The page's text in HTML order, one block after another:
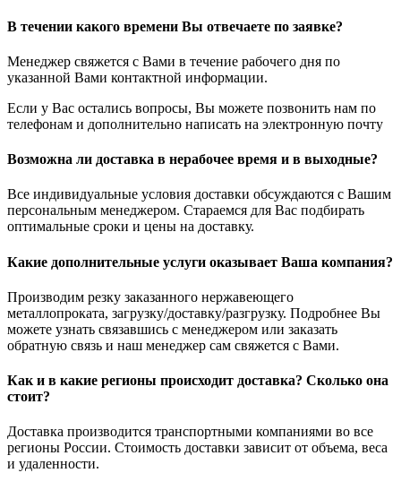
В течении какого времени Вы отвечаете по заявке?
Менеджер свяжется с Вами в течение рабочего дня по
указанной Вами контактной информации.
Если у Вас остались вопросы, Вы можете позвонить нам по
телефонам и дополнительно написать на электронную почту
Возможна ли доставка в нерабочее время и в выходные?
Все индивидуальные условия доставки обсуждаются с Вашим
персональным менеджером. Стараемся для Вас подбирать
оптимальные сроки и цены на доставку.
Какие дополнительные услуги оказывает Ваша компания?
Производим резку заказанного нержавеющего
металлопроката, загрузку/доставку/разгрузку. Подробнее Вы
можете узнать связавшись с менеджером или заказать
обратную связь и наш менеджер сам свяжется с Вами.
Как и в какие регионы происходит доставка? Сколько она
стоит?
Доставка производится транспортными компаниями во все
регионы России. Стоимость доставки зависит от объема, веса
и удаленности.